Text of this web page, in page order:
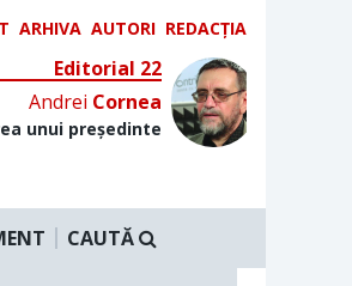
ARHIVA AUTORI REDACȚIA
Editorial 22
Andrei Cornea
unui președinte
CAUTĂ